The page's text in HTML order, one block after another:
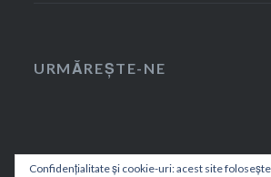
URMĂREȘTE-NE
Confidențialitate și cookie-uri: acest site